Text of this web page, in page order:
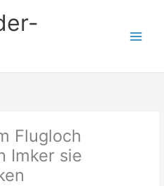
Flugloch
Imker sie